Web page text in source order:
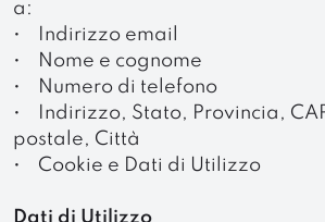
a:
• Indirizzo email
• Nome e cognome
• Numero di telefono
• Indirizzo, Stato, Provincia,
postale, Città
• Cookie e Dati di Utilizzo
Dati di Utilizzo